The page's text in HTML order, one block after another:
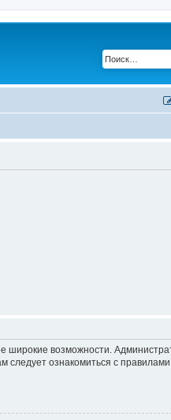
широкие возможности.
следует ознакомиться с